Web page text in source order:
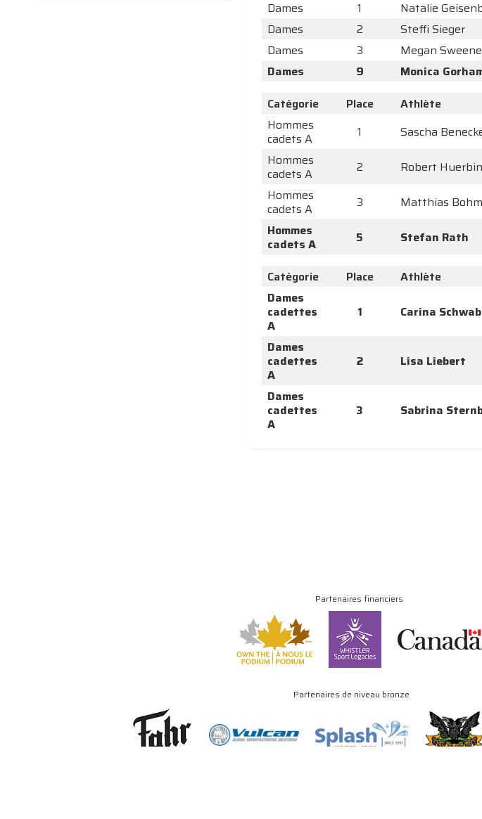
Dames
1 Natalie
Dames
2 Steffi Sieger
Dames
3 Megan
Dames
9 Monica
Catégorie
Place Athlète
Hommes
cadets A
1 Sascha
Hommes
cadets A
2 Robert Huerbin
Hommes
cadets A
3 Matthias
Hommes
cadets A
5 Stefan Rath
Catégorie Place Athlète
Dames
cadettes
A
1 Carina Schwab
Dames
cadettes
A
2 Lisa Liebert
Dames
cadettes
A
3 Sabrina
Partenaires financiers
Partenaires de niveau bronze